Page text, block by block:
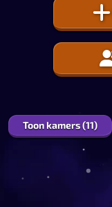
Toon kamers (11)